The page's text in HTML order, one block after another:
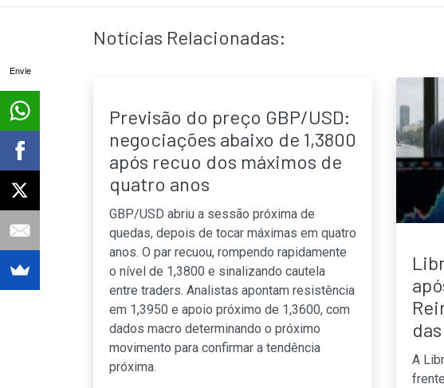
Notícias Relacionadas:
Previsão do preço GBP/USD:
negociações abaixo de 1,3800
após recuo dos máximos de
quatro anos
GBP/USD abriu a sessão próxima de
quedas, depois de tocar máximas em quatro
anos. O par recuou, rompendo rapidamente
o nível de 1,3800 e sinalizando cautela
entre traders. Analistas apontam resistência
em 1,3950 e apoio próximo de 1,3600, com
dados macro determinando o próximo
movimento para confirmar a tendência
próxima.
A
Envie